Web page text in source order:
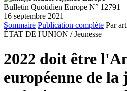
Bulletin Quotidien Europe N° 12791
16 septembre 2021
Sommaire Publication complète Par
ÉTAT DE l'UNION / Jeunesse
2022 doit être
européenne de la